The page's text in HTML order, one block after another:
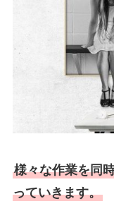
様々な作業を同
っていきます。